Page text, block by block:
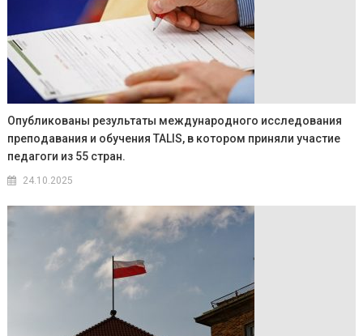
Опубликованы результаты международного исследования
преподавания и обучения TALIS, в котором приняли участие
педагоги из 55 стран.
24.10.2025